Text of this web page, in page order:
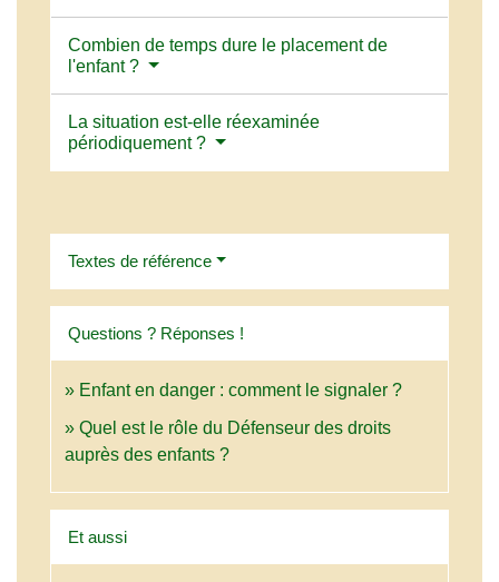
Combien de temps dure le placement de
l'enfant ?
La situation est-elle réexaminée
périodiquement ?
Textes de référence
Questions ? Réponses !
Enfant en danger : comment le signaler ?
Quel est le rôle du Défenseur des droits
auprès des enfants ?
Et aussi